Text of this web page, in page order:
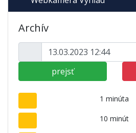
Archív
prejsť
1 minúta
10 minút